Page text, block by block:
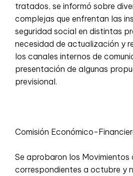
tratados, se informó sobre
complejas que enfrentan las
seguridad social en distintas
necesidad de actualización y
los canales internos de
presentación de algunas
previsional.
Comisión Económico-
Se aprobaron los Movimientos
correspondientes a octubre y